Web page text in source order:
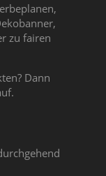
zu fairen
Dann